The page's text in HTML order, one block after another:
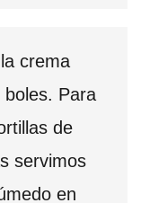
crema
Para
de
servimos
en